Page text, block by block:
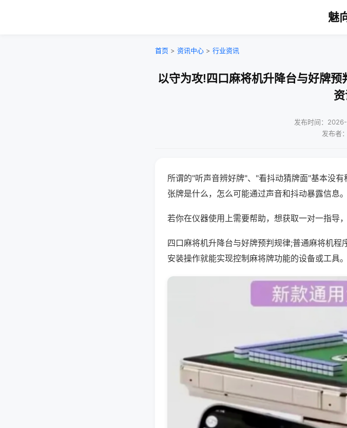
魅
首页 > 资讯中心 > 行业资讯
以守为攻!四口麻将机升降台与好牌
发布时间：
发布者
所谓的"听声音辨好牌"、"看抖动猜牌面"基本没
张牌是什么，怎么可能通过声音和抖动暴露信息
若你在仪器使用上需要帮助，想获取一对一指导
四口麻将机升降台与好牌预判规律;普通麻将机
安装操作就能实现控制麻将牌功能的设备或工具。